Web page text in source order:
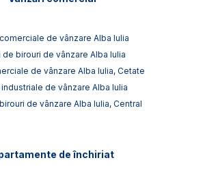
de vânzare Alba Iulia
de birouri de vânzare Alba Iulia
de vânzare Alba Iulia, Cetate
de vânzare Alba Iulia
de vânzare Alba Iulia, Central
de închiriat